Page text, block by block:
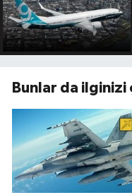
Bunlar da ilginizi